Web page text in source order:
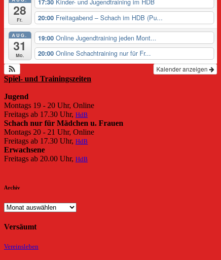
28
Fr.
17:30 Kinder- und Jugendtraining im HDB
20:00 Freitagabend – Schach im HDB (Pu...
AUG.
31
Mo.
19:00 Online Jugendtraining jeden Mont...
20:00 Online Schachtraining nur für Fr...
Kalender anzeigen
Spiel- und Trainingszeiten
Jugend
Montags 19 - 20 Uhr, Online
Freitags ab 17.30 Uhr, HdB
Schach nur für Mädchen u. Frauen
Montags 20 - 21 Uhr, Online
Freitags ab 17.30 Uhr, HdB
Erwachsene
Freitags ab 20.00 Uhr, HdB
Archiv
Archiv
Versäumt
Vereinsleben